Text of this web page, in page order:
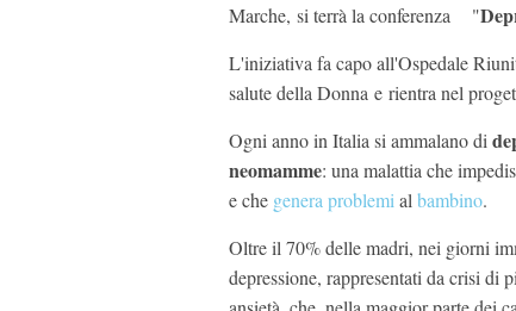
Marche, si terrà la conferenza "
L'iniziativa fa capo all'Ospedale
salute della Donna e rientra nel
Ogni anno in Italia si ammalano di
neomamme: una malattia che
e che genera problemi al bambino.
Oltre il 70% delle madri, nei giorni
depressione, rappresentati da crisi di